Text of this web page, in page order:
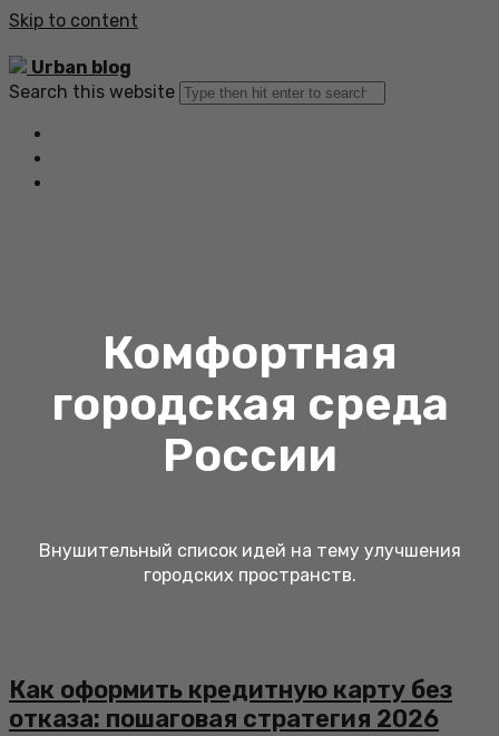
Skip to content
Urban blog
Search this website
Комфортная
городская среда
России
Внушительный список идей на тему улучшения
городских пространств.
Как оформить кредитную карту без
отказа: пошаговая стратегия 2026